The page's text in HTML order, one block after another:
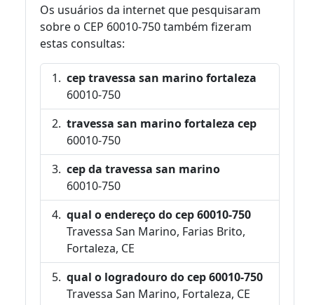
Os usuários da internet que pesquisaram
sobre o CEP 60010-750 também fizeram
estas consultas:
cep travessa san marino fortaleza
60010-750
travessa san marino fortaleza cep
60010-750
cep da travessa san marino
60010-750
qual o endereço do cep 60010-750
Travessa San Marino, Farias Brito,
Fortaleza, CE
qual o logradouro do cep 60010-750
Travessa San Marino, Fortaleza, CE